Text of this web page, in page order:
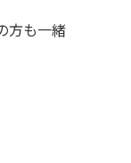
方も一緒